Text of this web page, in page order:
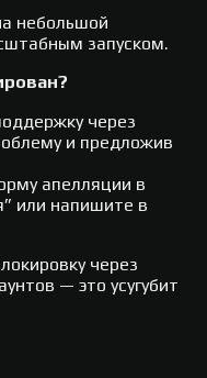
небольшой
запуском.
через
и предложив
апелляции в
или напишите в
через
— это усугубит